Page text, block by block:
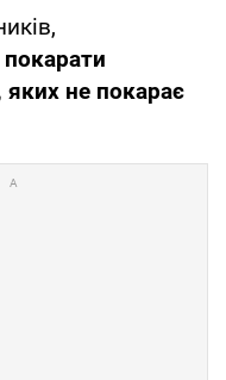
покарати
яких не покарає